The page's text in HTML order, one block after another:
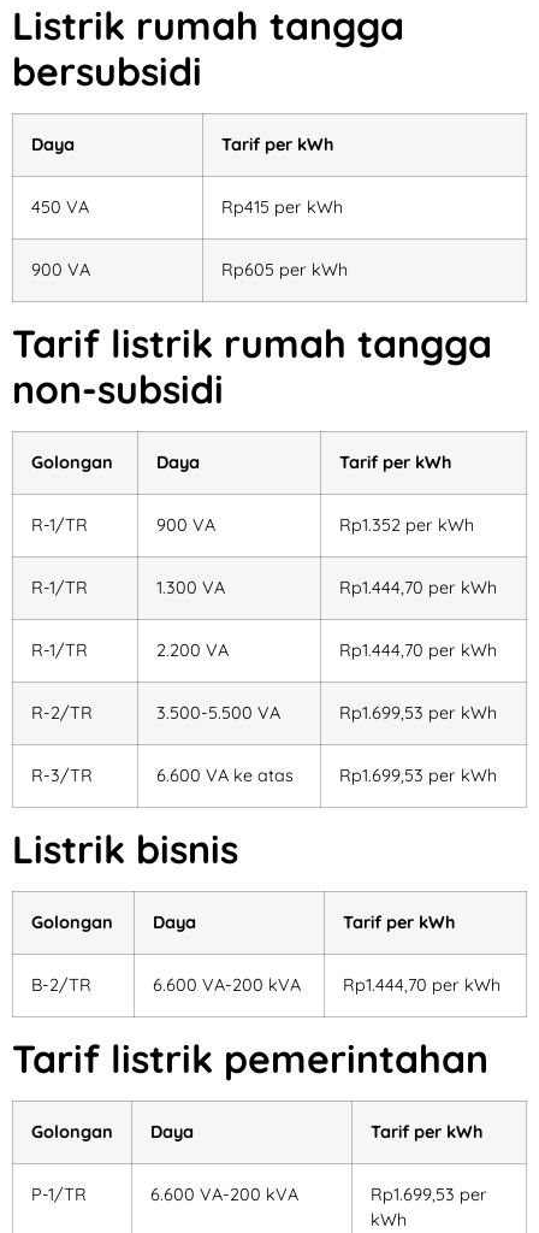
Listrik rumah tangga
bersubsidi
Daya Tarif per kWh
450 VA Rp415 per kWh
900 VA Rp605 per kWh
Tarif listrik rumah tangga
non-subsidi
Golongan Daya Tarif per kWh
R-1/TR 900 VA Rp1.352 per kWh
R-1/TR 1.300 VA Rp1.444,70 per kWh
R-1/TR 2.200 VA Rp1.444,70 per kWh
R-2/TR 3.500-5.500 VA Rp1.699,53 per kWh
R-3/TR 6.600 VA ke atas Rp1.699,53 per kWh
Listrik bisnis
Golongan Daya Tarif per kWh
B-2/TR 6.600 VA-200 kVA Rp1.444,70 per kWh
Tarif listrik pemerintahan
Golongan Daya Tarif per kWh
P-1/TR 6.600 VA-200 kVA
Rp1.699,53 per
kWh